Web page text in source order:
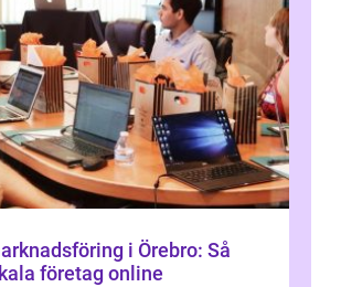
i Örebro: Så
företag online